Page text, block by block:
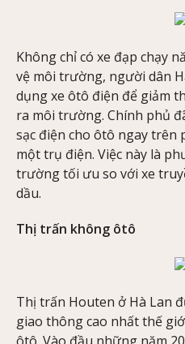
Không chỉ có xe đạp chạy
vệ môi trường, người dân
dụng xe ôtô điện để giảm
ra môi trường. Chính phủ
sạc điện cho ôtô ngay trên
một trụ điện. Việc này là
trường tối ưu so với xe
dầu.
Thị trấn không ôtô
Thị trấn Houten ở Hà Lan
giao thông cao nhất thế